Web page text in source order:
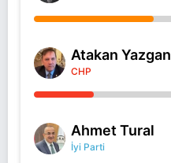
Atakan Yazgan
CHP
Ahmet Tural
İyi Parti